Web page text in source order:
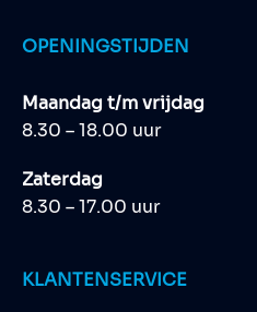
OPENINGSTIJDEN
Maandag t/m vrijdag
8.30 – 18.00 uur
Zaterdag
8.30 – 17.00 uur
KLANTENSERVICE